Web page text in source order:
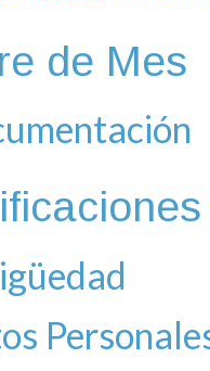
de Mes